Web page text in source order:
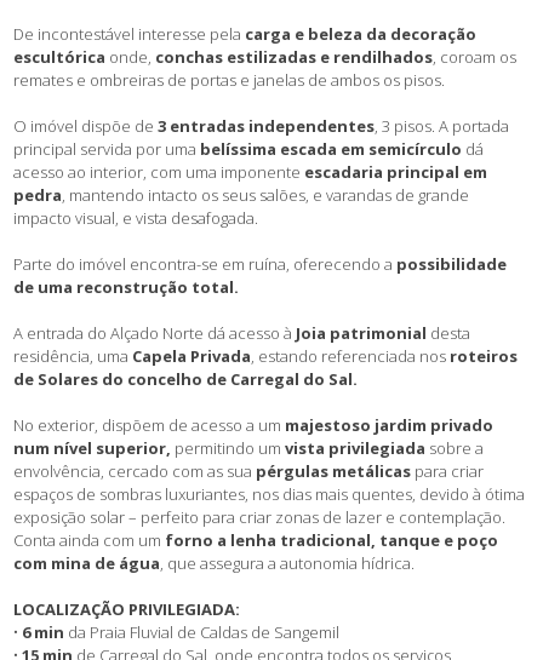
De incontestável interesse pela carga e beleza da decoração
escultórica onde, conchas estilizadas e rendilhados, coroam os
remates e ombreiras de portas e janelas de ambos os pisos.
O imóvel dispõe de3 entradas independentes, 3 pisos. A portada
principal servida por uma belíssima escada em semicírculo dá
acesso ao interior, com uma imponente escadaria principal em
pedra, mantendo intacto os seus salões, e varandas de grande
impacto visual, e vista desafogada.
Parte do imóvel encontra-se em ruína, oferecendo a possibilidade
de uma reconstrução total.
A entrada do Alçado Norte dá acesso à Joia patrimonial desta
residência, uma Capela Privada, estando referenciada nos roteiros
de Solares do concelho de Carregal do Sal.
No exterior, dispõem de acesso a um majestoso jardim privado
num nível superior, permitindo umvista privilegiada sobre a
envolvência, cercado com as sua pérgulas metálicas para criar
espaços de sombras luxuriantes, nos dias mais quentes, devido à ótima
exposição solar – perfeito para criar zonas de lazer e contemplação.
Conta ainda com um forno a lenha tradicional, tanque e poço
com mina de água, que assegura a autonomia hídrica.
LOCALIZAÇÃO PRIVILEGIADA:
• 6 min da Praia Fluvial de Caldas de Sangemil
•15 min de Carregal do Sal, onde encontra todos os serviços